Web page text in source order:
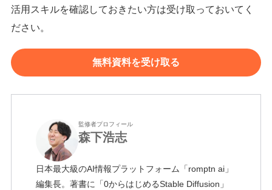
活用スキルを確認しておきたい方は受け取っておいてく
ださい。
無料資料を受け取る
監修者プロフィール
森下浩志
日本最大級のAI情報プラットフォーム「romptn ai」
編集長。著書に「0からはじめるStable Diffusion」